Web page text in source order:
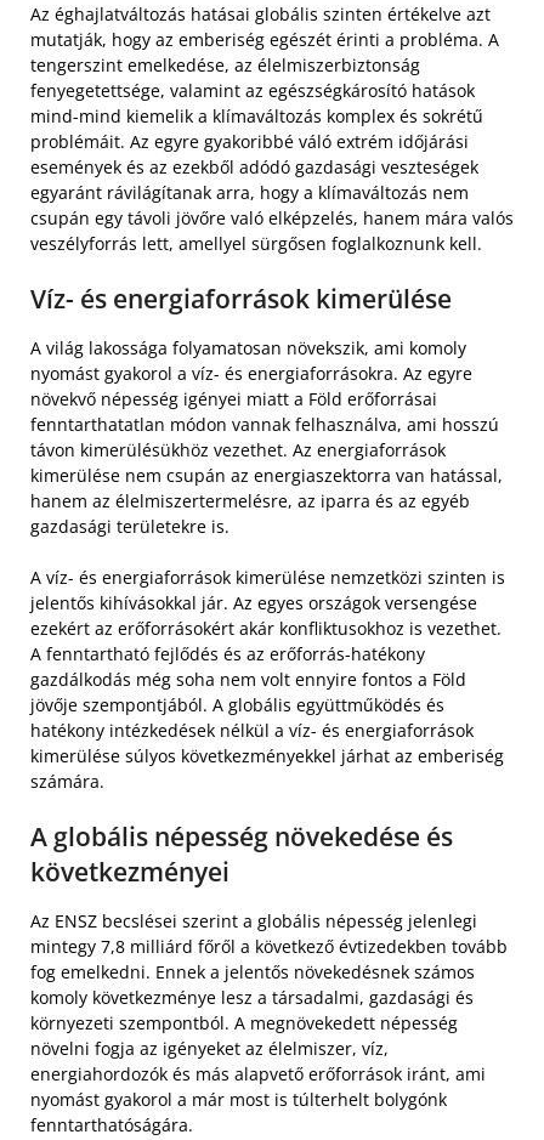
Az éghajlatváltozás hatásai globális szinten értékelve azt
mutatják, hogy az emberiség egészét érinti a probléma. A
tengerszint emelkedése, az élelmiszerbiztonság
fenyegetettsége, valamint az egészségkárosító hatások
mind-mind kiemelik a klímaváltozás komplex és sokrétű
problémáit. Az egyre gyakoribbé váló extrém időjárási
események és az ezekből adódó gazdasági veszteségek
egyaránt rávilágítanak arra, hogy a klímaváltozás nem
csupán egy távoli jövőre való elképzelés, hanem mára valós
veszélyforrás lett, amellyel sürgősen foglalkoznunk kell.
Víz- és energiaforrások kimerülése
A világ lakossága folyamatosan növekszik, ami komoly
nyomást gyakorol a víz- és energiaforrásokra. Az egyre
növekvő népesség igényei miatt a Föld erőforrásai
fenntarthatatlan módon vannak felhasználva, ami hosszú
távon kimerülésükhöz vezethet. Az energiaforrások
kimerülése nem csupán az energiaszektorra van hatással,
hanem az élelmiszertermelésre, az iparra és az egyéb
gazdasági területekre is.
A víz- és energiaforrások kimerülése nemzetközi szinten is
jelentős kihívásokkal jár. Az egyes országok versengése
ezekért az erőforrásokért akár konfliktusokhoz is vezethet.
A fenntartható fejlődés és az erőforrás-hatékony
gazdálkodás még soha nem volt ennyire fontos a Föld
jövője szempontjából. A globális együttműködés és
hatékony intézkedések nélkül a víz- és energiaforrások
kimerülése súlyos következményekkel járhat az emberiség
számára.
A globális népesség növekedése és
következményei
Az ENSZ becslései szerint a globális népesség jelenlegi
mintegy 7,8 milliárd főről a következő évtizedekben tovább
fog emelkedni. Ennek a jelentős növekedésnek számos
komoly következménye lesz a társadalmi, gazdasági és
környezeti szempontból. A megnövekedett népesség
növelni fogja az igényeket az élelmiszer, víz,
energiahordozók és más alapvető erőforrások iránt, ami
nyomást gyakorol a már most is túlterhelt bolygónk
fenntarthatóságára.